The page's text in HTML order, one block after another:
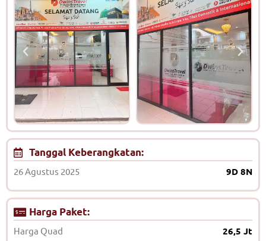
Tanggal Keberangkatan:
26 Agustus 2025 9D 8N
Harga Paket:
Harga Quad 26,5 Jt